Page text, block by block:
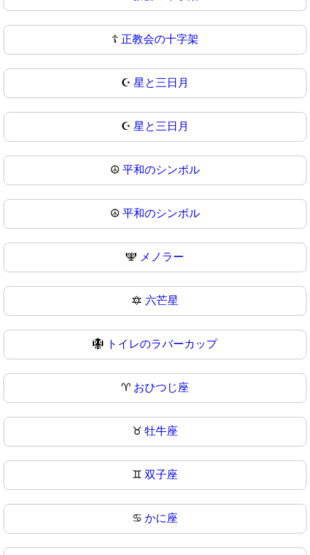
☦ 正教会の十字架
☪️ 星と三日月
☪ 星と三日月
☮️ 平和のシンボル
☮ 平和のシンボル
🕎 メノラー
🔯 六芒星
🪯 トイレのラバーカップ
♈ おひつじ座
♉ 牡牛座
♊ 双子座
♋ かに座